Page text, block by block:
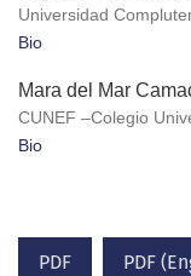
Universidad
Bio
Mara del Mar
CUNEF –Colegio
Bio
PDF PDF